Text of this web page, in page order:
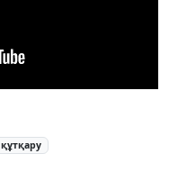
құтқару